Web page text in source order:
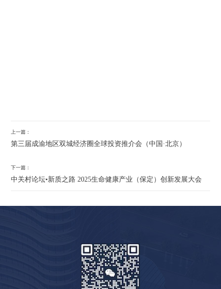
上一篇：
第三届成渝地区双城经济圈全球投资推介会（中国·北京）
下一篇：
中关村论坛•新质之路 2025生命健康产业（保定）创新发展大会